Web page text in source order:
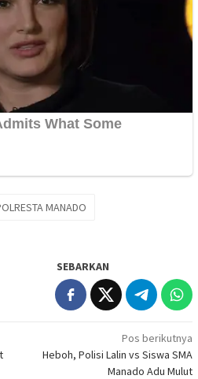
MANADO
SEBARKAN
Pos berikutnya
Heboh, Polisi Lalin vs Siswa SMA
Manado Adu Mulut